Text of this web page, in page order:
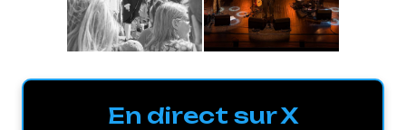
En direct sur X